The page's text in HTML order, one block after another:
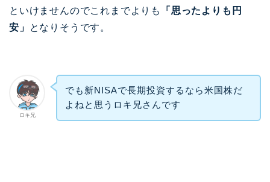
といけませんのでこれまでよりも
「思ったよりも円
安」
となりそうです。
ロキ兄
でも新NISAで長期投資するなら米国株だ
よねと思うロキ兄さんです